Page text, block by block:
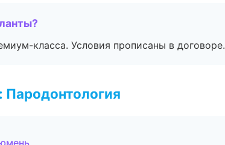
класса. Условия прописаны в договоре.